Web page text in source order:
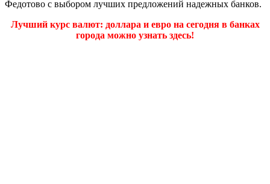
Федотово с выбором лучших предложений надежных банков.
Лучший курс валют: доллара и евро на сегодня в банках
города можно узнать здесь!